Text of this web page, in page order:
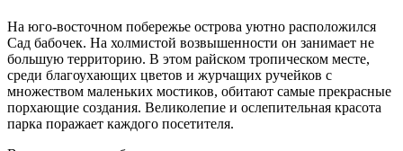
На юго-восточном побережье острова уютно расположился
Сад бабочек. На холмистой возвышенности он занимает не
большую территорию. В этом райском тропическом месте,
среди благоухающих цветов и журчащих ручейков с
множеством маленьких мостиков, обитают самые прекрасные
порхающие создания. Великолепие и ослепительная красота
парка поражает каждого посетителя.